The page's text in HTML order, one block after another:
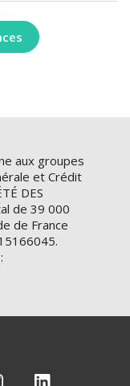
aux groupes
et Crédit
DES
de 39 000
de France